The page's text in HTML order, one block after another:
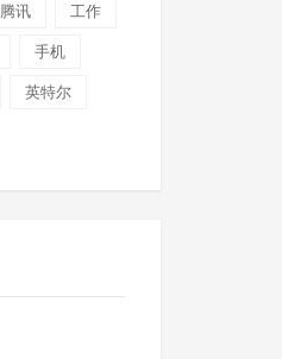
腾讯 工作
手机
英特尔